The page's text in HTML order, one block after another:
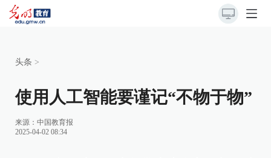
头条 >
使用人工智能要谨记“不物于物”
来源： 中国教育报
2025-04-02 08:34